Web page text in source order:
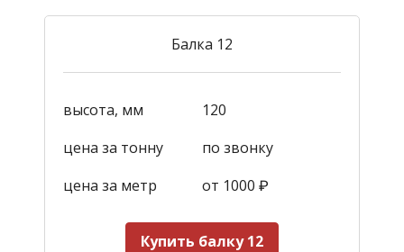
Балка 12
высота, мм
120
цена за тонну
по звонку
цена за метр
от 1000 ₽
Купить балку 12